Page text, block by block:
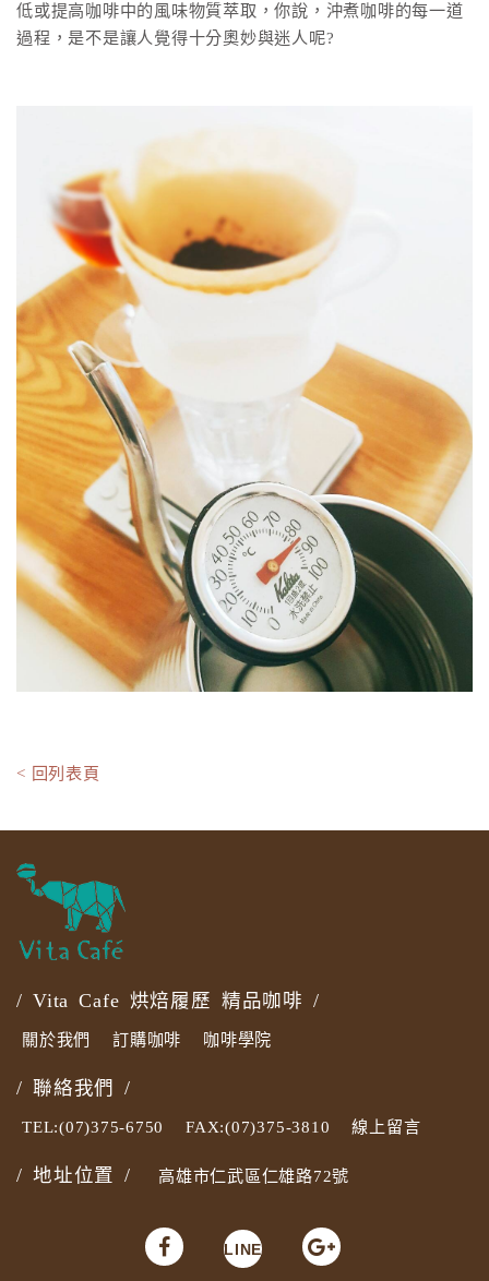
低或提高咖啡中的風味物質萃取，你說，沖煮咖啡的每一道
過程，是不是讓人覺得十分奧妙與迷人呢?
< 回列表頁
/ Vita Cafe 烘焙履歷 精品咖啡 /
關於我們 訂購咖啡 咖啡學院
/ 聯絡我們 /
TEL:(07)375-6750 FAX:(07)375-3810 線上留言
/ 地址位置 / 高雄市仁武區仁雄路72號
LINE